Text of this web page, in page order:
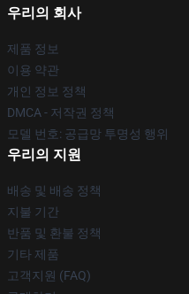
우리의 회사
제품 정보
이용 약관
개인 정보 정책
DMCA - 저작권 정책
모델 번호: 공급망 투명성 행위
우리의 지원
배송 및 배송 정책
지불 기간
반품 및 환불 정책
기타 제품
고객지원 (FAQ)